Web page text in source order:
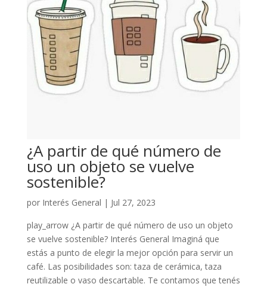
¿A partir de qué número de
uso un objeto se vuelve
sostenible?
por Interés General | Jul 27, 2023
play_arrow ¿A partir de qué número de uso un objeto
se vuelve sostenible? Interés General Imaginá que
estás a punto de elegir la mejor opción para servir un
café. Las posibilidades son: taza de cerámica, taza
reutilizable o vaso descartable. Te contamos que tenés